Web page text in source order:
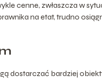
cenne, zwłaszcza w
na etat, trudno
dostarczać bardziej